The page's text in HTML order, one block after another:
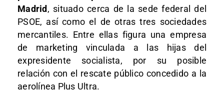
Madrid , situado cerca de la sede federal del
PSOE, así como el de otras tres sociedades
mercantiles. Entre ellas figura una empresa
de marketing vinculada a las hijas del
expresidente socialista, por su posible
relación con el rescate público concedido a la
aerolínea Plus Ultra.